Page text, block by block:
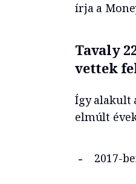
írja a
Tavaly
vettek
Így alakult
elmúlt
2017-